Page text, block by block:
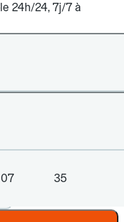
24h/24, 7j/7 à
07 35